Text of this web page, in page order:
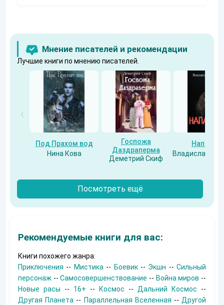
Мнение писателей и рекомендации
Лучшие книги по мнению писателей.
Под Прахом вод
Нина Кова
Госпожа
Даздраперма
Деметрий Скиф
Напарник
Владислав
Посмотреть ещё
Рекомендуемые книги для вас:
Книги похожего жанра:
Приключения -- Мистика -- Боевик-- Экшн -- Сильный
персонаж --Самосовершенствование -- Война миров --
Новые расы -- 16+ -- Космос -- Дальний Космос --
Другая Планета -- Параллельная Вселенная -- Другой